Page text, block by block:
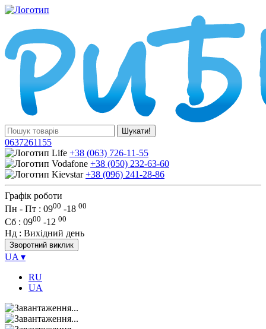
Шукати!
0637261155
+38 (063) 726-11-55
+38 (050) 232-63-60
+38 (096) 241-28-86
Графік роботи
Пн - Пт : 0900 -18 00
Сб : 0900 -12 00
Нд : Вихідний день
Зворотний виклик
UA ▾
RU
UA